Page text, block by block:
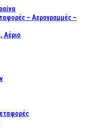
– Αερογραμμές –
Αέριο